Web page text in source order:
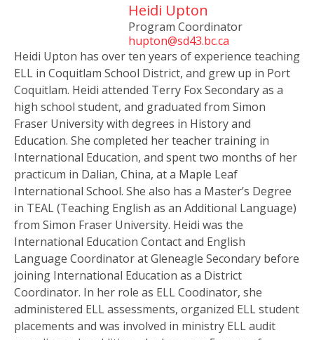
Heidi Upton
Program Coordinator
hupton@sd43.bc.ca
Heidi Upton has over ten years of experience teaching
ELL in Coquitlam School District, and grew up in Port
Coquitlam. Heidi attended Terry Fox Secondary as a
high school student, and graduated from Simon
Fraser University with degrees in History and
Education. She completed her teacher training in
International Education, and spent two months of her
practicum in Dalian, China, at a Maple Leaf
International School. She also has a Master’s Degree
in TEAL (Teaching English as an Additional Language)
from Simon Fraser University. Heidi was the
International Education Contact and English
Language Coordinator at Gleneagle Secondary before
joining International Education as a District
Coordinator. In her role as ELL Coodinator, she
administered ELL assessments, organized ELL student
placements and was involved in ministry ELL audit